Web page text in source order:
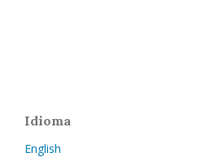
Idioma
English